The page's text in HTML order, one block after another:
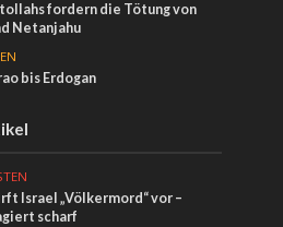
fordern die Tötung von
Netanjahu
bis Erdogan
Israel „Völkermord“ vor –
scharf